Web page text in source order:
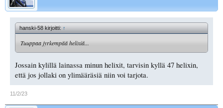
hanski-58 kirjoitti:↑
Tuuppaa jyrkempää helixiä...
Jossain kylillä lainassa minun helixit, tarvisin kyllä 47 helixin,
että jos jollaki on ylimääräsiä niin voi tarjota.
11/2/23